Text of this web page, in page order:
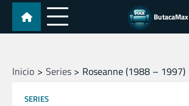
Skip
content
ButacaMax
Inicio Series Roseanne (1988 – 1997)
SERIES